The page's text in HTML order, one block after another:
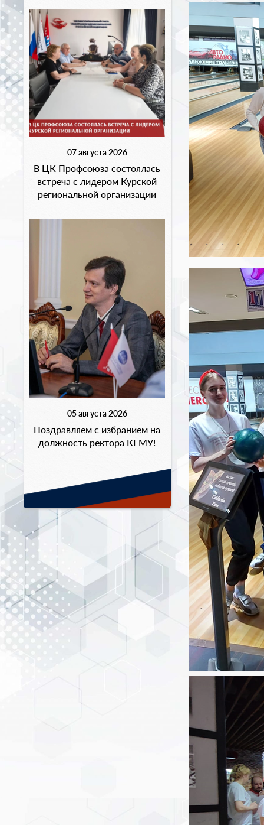
07 августа 2026
В ЦК Профсоюза состоялась
встреча с лидером Курской
региональной организации
05 августа 2026
Поздравляем с избранием на
должность ректора КГМУ!